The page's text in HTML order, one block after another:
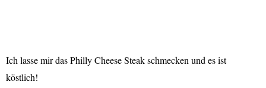
Ich lasse mir das Philly Cheese Steak schmecken und es ist
köstlich!